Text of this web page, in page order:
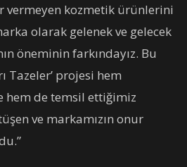
vermeyen kozmetik ürünlerini
olarak gelenek ve gelecek
öneminin farkındayız. Bu
Tazeler’ projesi hem
hem de temsil ettiğimiz
ve markamızın onur